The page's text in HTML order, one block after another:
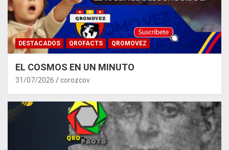
DESTACADOS QROFACTS QROMOVEZ
EL COSMOS EN UN MINUTO
31/07/2026 corozcov